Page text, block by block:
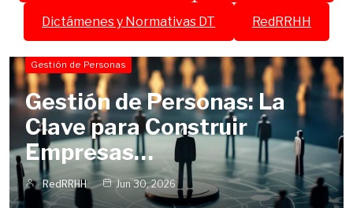
Dictámenes y Normativas DT RedRRHH
Gestión de Personas
Gestión de Personas: La
Clave para Construir
Empresas…
RedRRHH Jun 30, 2026